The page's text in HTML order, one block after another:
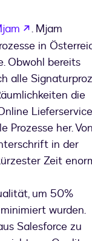
wird in
. Mjam
in
Obwohl bereits
alle
die
Prozesse her. Von
in der
Zeit
um 50%
wurden.
Salesforce zu